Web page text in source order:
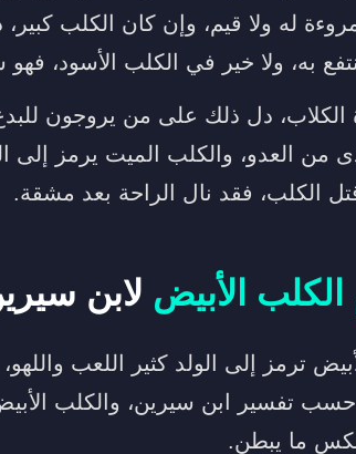
له ولا قيم، وإن كان الكلب
به، ولا خير في الكلب الأسود،
دل ذلك على من يروجون
من العدو، والكلب الميت يرمز إلى
قتل الكلب، فقد نال الراحة بعد مشقة.
الأبيض لابن
ترمز إلى الولد كثير اللعب
حسب تفسير ابن سيرين، والكلب
ما يبطن.